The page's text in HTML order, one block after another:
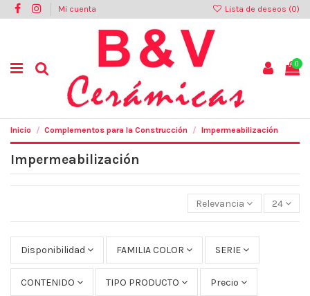
Mi cuenta Lista de deseos (0)
0
Inicio Complementos para la Construcción Impermeabilización
Impermeabilización
Relevancia 24
Disponibilidad FAMILIA COLOR SERIE
CONTENIDO TIPO PRODUCTO Precio